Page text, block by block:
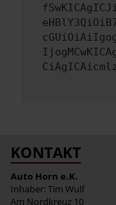
KONTAKT
Auto Horn e.K.
Inhaber: Tim Wulf
Am Nordkreuz 10